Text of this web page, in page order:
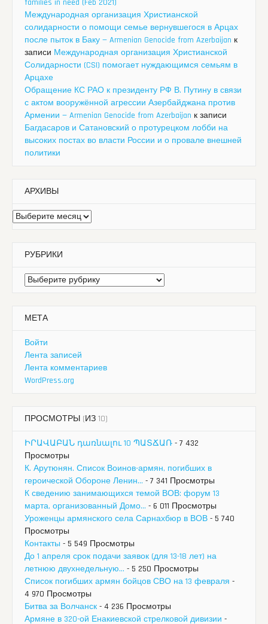
families in need (Feb 2021)
Международная организация Христианской
солидарности о помощи семье вернувшегося в Арцах
после пыток в Баку — Armenian Genocide from Azerbaijan к
записи Международная организация Христианской
Солидарности (CSI) помогает нуждающимся семьям в
Арцахе
Обращение КС РАО к президенту РФ В. Путину в связи
с актом вооружённой агрессии Азербайджана против
Армении — Armenian Genocide from Azerbaijan к записи
Багдасаров и Сатановский о протурецком лобби на
высоких постах во власти России и о провале внешней
политики
АРХИВЫ
Архивы
РУБРИКИ
Рубрики
МЕТА
Войти
Лента записей
Лента комментариев
WordPress.org
ПРОСМОТРЫ (ИЗ 10)
ԻՐԱՎԱԲԱՆ դառնալու 10 ՊԱՏՃԱՌ - 7 432
Просмотры
К. Арутюнян. Список Воинов-армян, погибших в
героической Обороне Ленин... - 7 341 Просмотры
К сведению занимающихся темой ВОВ: форум 13
марта, организованный Домо... - 6 011 Просмотры
Уроженцы армянского села Сарнахбюр в ВОВ - 5 740
Просмотры
Контакты - 5 549 Просмотры
До 1 апреля срок подачи заявок (для 13-18 лет) на
летнюю двухнедельную... - 5 250 Просмотры
Список погибших армян бойцов СВО на 13 февраля -
4 970 Просмотры
Битва за Волчанск - 4 236 Просмотры
Армяне в 320-ой Енакиевской стрелковой дивизии -